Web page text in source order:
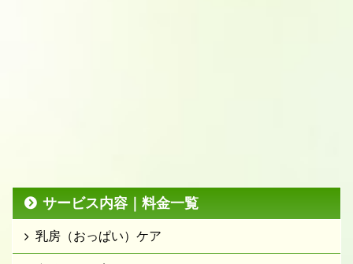
サービス内容｜料金一覧
乳房（おっぱい）ケア